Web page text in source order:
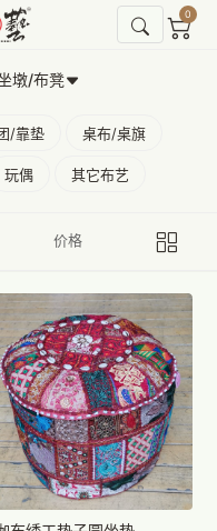
0
墩/布凳
/靠垫 桌布/桌旗
玩偶 其它布艺
价格